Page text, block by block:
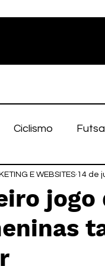
Ciclismo
Feminino
Taubaté
jogo
E WEBSITES 14 de